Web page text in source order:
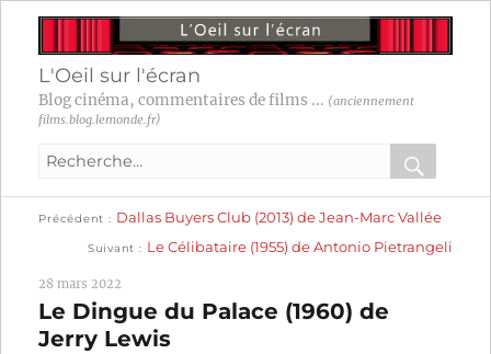
L'Oeil sur l'écran
Blog cinéma, commentaires de films ... (anciennement
films.blog.lemonde.fr)
Recherche
:
OK
Navigation
l’article
Précédent
précédente :
Dallas Buyers Club (2013) de Jean-Marc Vallée
Suivant
suivante :
Le Célibataire (1955) de Antonio Pietrangeli
28 mars 2022
Le Dingue du Palace (1960) de
Jerry Lewis